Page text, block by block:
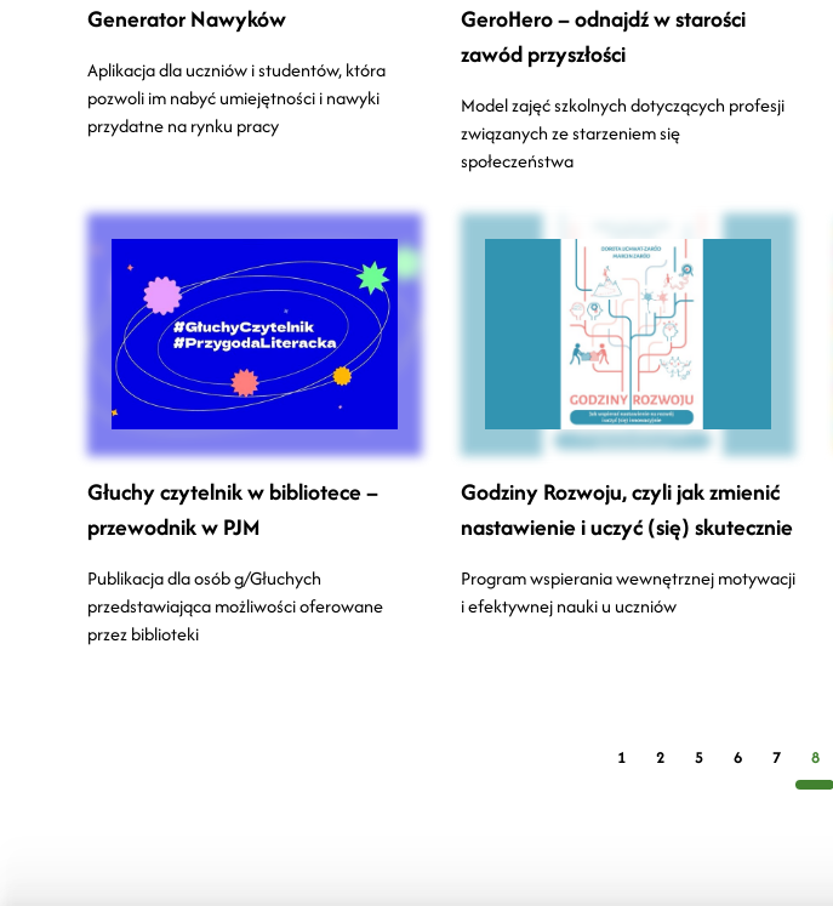
Generator Nawyków
Aplikacja dla uczniów i studentów, która
pozwoli im nabyć umiejętności i nawyki
przydatne na rynku pracy
GeroHero – odnajdź w starości
zawód przyszłości
Model zajęć szkolnych dotyczących profesji
związanych ze starzeniem się
społeczeństwa
Głuchy czytelnik w bibliotece –
przewodnik w PJM
Publikacja dla osób g/Głuchych
przedstawiająca możliwości oferowane
przez biblioteki
Godziny Rozwoju, czyli jak zmienić
nastawienie i uczyć (się) skutecznie
Program wspierania wewnętrznej motywacji
i efektywnej nauki u uczniów
1 2 5 6 7 8